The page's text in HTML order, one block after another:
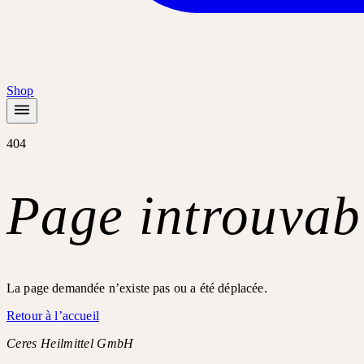
Shop
404
Page
La page demandée n’existe pas ou a été déplacée.
Retour à l’accueil
Ceres Heilmittel GmbH